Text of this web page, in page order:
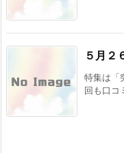
５月２
特集は「
回も口コ